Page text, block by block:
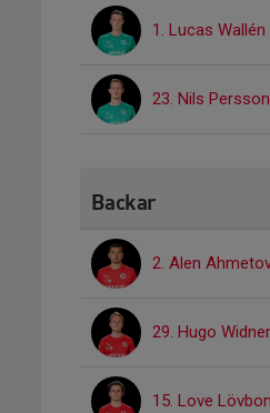
1. Lucas Wallén
23. Nils Persson
Backar
2. Alen
29. Hugo Widner
15. Love